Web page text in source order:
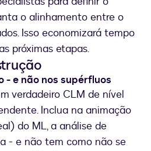
o alinhamento entre o
Isso economizará tempo
próximas etapas.
- e não nos supérfluos
verdadeiro CLM de nível
Inclua na animação
do ML, a análise de
- e não tem como não se